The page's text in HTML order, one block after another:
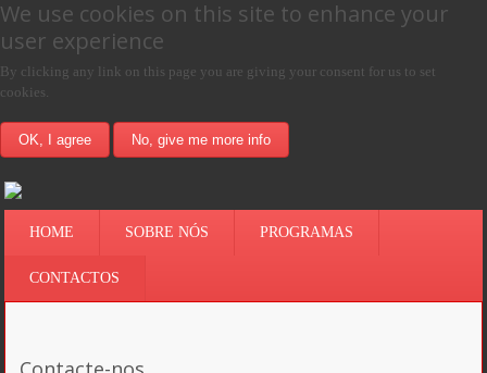
We use cookies on this site to enhance your
user experience
By clicking any link on this page you are giving your consent for us to set
cookies.
OK, I agree No, give me more info
HOME SOBRE NÓS PROGRAMAS
CONTACTOS